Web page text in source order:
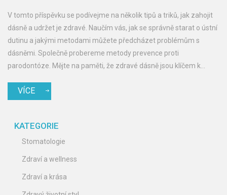
V tomto příspěvku se podívejme na několik tipů a triků, jak zahojit
dásně a udržet je zdravé. Naučím vás, jak se správně starat o ústní
dutinu a jakými metodami můžete předcházet problémům s
dásněmi. Společně probereme metody prevence proti
parodontóze. Mějte na paměti, že zdravé dásně jsou klíčem k
VÍCE
KATEGORIE
Stomatologie
Zdraví a wellness
Zdraví a krása